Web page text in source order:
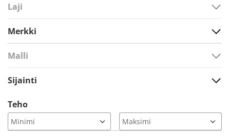
Laji
Merkki
Malli
Sijainti
Teho